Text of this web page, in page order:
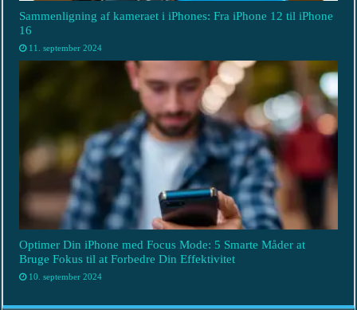
Sammenligning af kameraet i iPhones: Fra iPhone 12 til iPhone
16
11. september 2024
Optimer Din iPhone med Focus Mode: 5 Smarte Måder at
Bruge Fokus til at Forbedre Din Effektivitet
10. september 2024